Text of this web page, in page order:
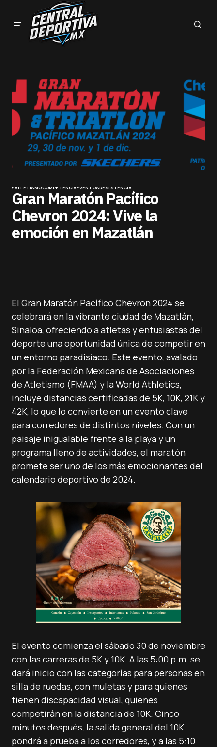
ATLETISMOCOMPETENCIAEVENTOSRESISTENCIA
Gran Maratón Pacífico
Chevron 2024: Vive la
emoción en Mazatlán
El Gran Maratón Pacífico Chevron 2024 se
celebrará en la vibrante ciudad de Mazatlán,
Sinaloa, ofreciendo a atletas y entusiastas del
deporte una oportunidad única de competir en
un entorno paradisíaco. Este evento, avalado
por la Federación Mexicana de Asociaciones
de Atletismo (FMAA) y la World Athletics,
incluye distancias certificadas de 5K, 10K, 21K y
42K, lo que lo convierte en un evento clave
para corredores de distintos niveles. Con un
paisaje inigualable frente a la playa y un
programa lleno de actividades, el maratón
promete ser uno de los más emocionantes del
calendario deportivo de 2024.
El evento comienza el sábado 30 de noviembre
con las carreras de 5K y 10K. A las 5:00 p.m. se
dará inicio con las categorías para personas en
silla de ruedas, con muletas y para quienes
tienen discapacidad visual, quienes
competirán en la distancia de 10K. Cinco
minutos después, la salida general del 10K
pondrá a prueba a los corredores, y a las 5:10